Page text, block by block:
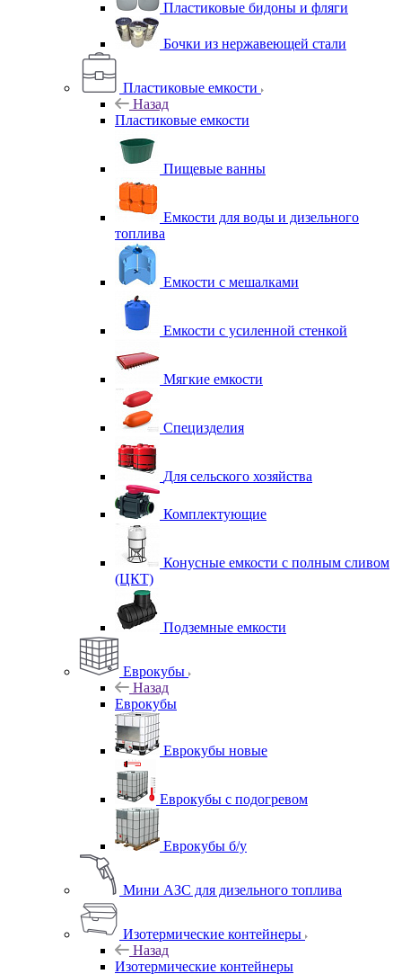
Пластиковые бидоны и фляги
Бочки из нержавеющей стали
Пластиковые емкости
Назад
Пластиковые емкости
Пищевые ванны
Емкости для воды и дизельного
топлива
Емкости с мешалками
Емкости с усиленной стенкой
Мягкие емкости
Специзделия
Для сельского хозяйства
Комплектующие
Конусные емкости с полным сливом
(ЦКТ)
Подземные емкости
Еврокубы
Назад
Еврокубы
Еврокубы новые
Еврокубы с подогревом
Еврокубы б/у
Мини АЗС для дизельного топлива
Изотермические контейнеры
Назад
Изотермические контейнеры